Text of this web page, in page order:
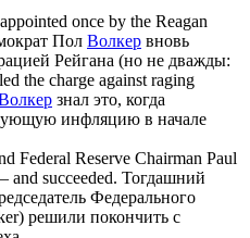
once by the Reagan
Пол Волкер вновь
Рейгана (но не дважды:
the charge against raging
знал это, когда
инфляцию в начале
Federal Reserve Chairman Paul
succeeded. Тогдашний
Федерального
решили покончить с